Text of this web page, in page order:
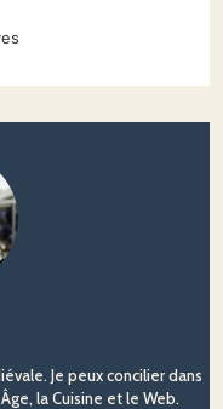
Je peux concilier dans
la Cuisine et le Web.